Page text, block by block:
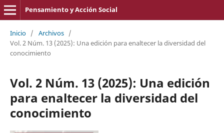
Pensamiento y Acción Social
Inicio / Archivos /
Vol. 2 Núm. 13 (2025): Una edición para enaltecer la diversidad del
conocimiento
Vol. 2 Núm. 13 (2025): Una edición
para enaltecer la diversidad del
conocimiento